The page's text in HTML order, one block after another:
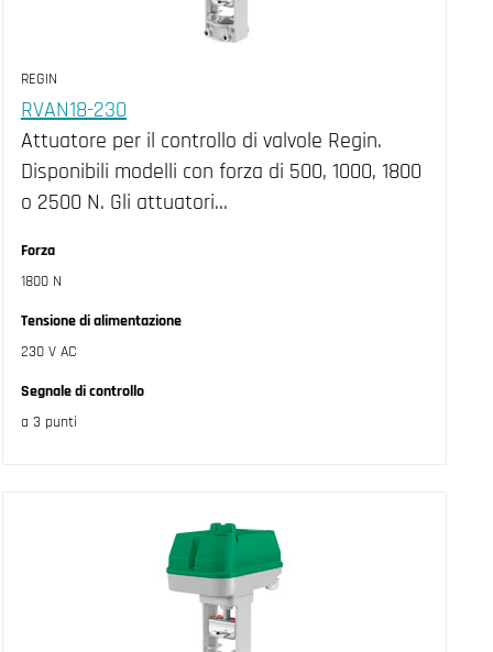
REGIN
RVAN18-230
Attuatore per il controllo di valvole Regin.
Disponibili modelli con forza di 500, 1000, 1800
o 2500 N. Gli attuatori…
Forza
1800 N
Tensione di alimentazione
230 V AC
Segnale di controllo
a 3 punti